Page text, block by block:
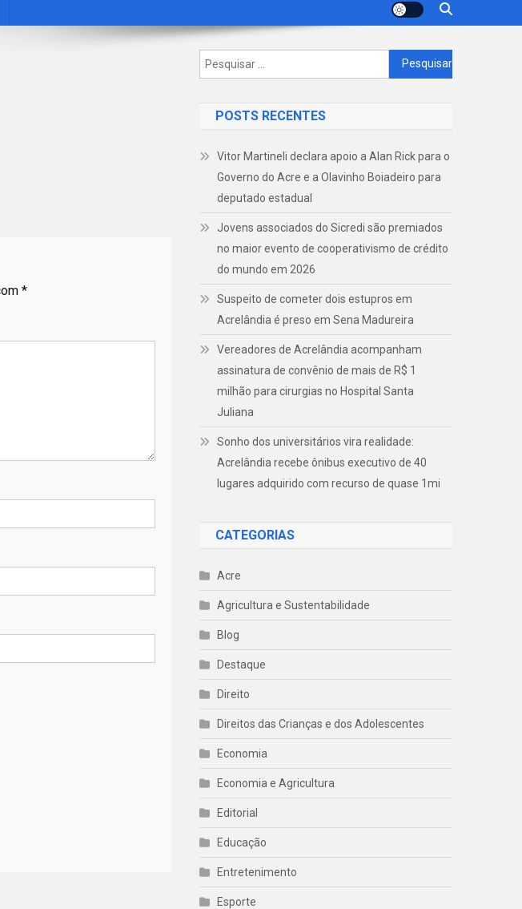
*
Pesquisar
por:
POSTS RECENTES
Vitor Martineli declara apoio a Alan Rick para o
Governo do Acre e a Olavinho Boiadeiro para
deputado estadual
Jovens associados do Sicredi são premiados
no maior evento de cooperativismo de crédito
do mundo em 2026
Suspeito de cometer dois estupros em
Acrelândia é preso em Sena Madureira
Vereadores de Acrelândia acompanham
assinatura de convênio de mais de R$ 1
milhão para cirurgias no Hospital Santa
Juliana
Sonho dos universitários vira realidade:
Acrelândia recebe ônibus executivo de 40
lugares adquirido com recurso de quase 1mi
CATEGORIAS
Acre
Agricultura e Sustentabilidade
Blog
Destaque
Direito
Direitos das Crianças e dos Adolescentes
Economia
Economia e Agricultura
Editorial
Educação
Entretenimento
Esporte